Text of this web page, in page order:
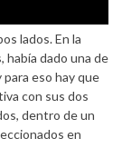
lados. En la
había dado una de
para eso hay que
con sus dos
dentro de un
en